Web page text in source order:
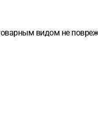
видом не